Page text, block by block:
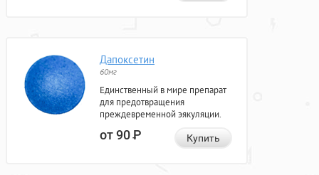
Дапоксетин
60мг
Единственный в мире препарат
для предотвращения
преждевременной эякуляции.
от 90Р Купить